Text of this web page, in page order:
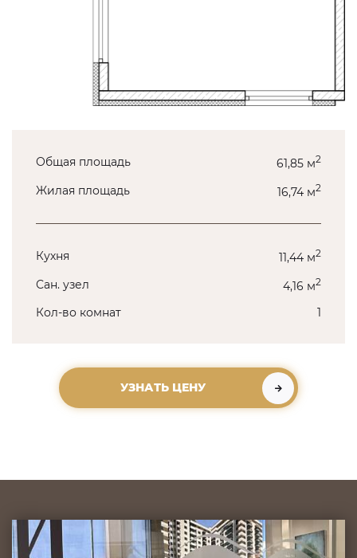
Общая площадь 61,85 м2
Жилая площадь 16,74 м2
Кухня 11,44 м2
Сан. узел 4,16 м2
Кол-во комнат 1
УЗНАТЬ ЦЕНУ